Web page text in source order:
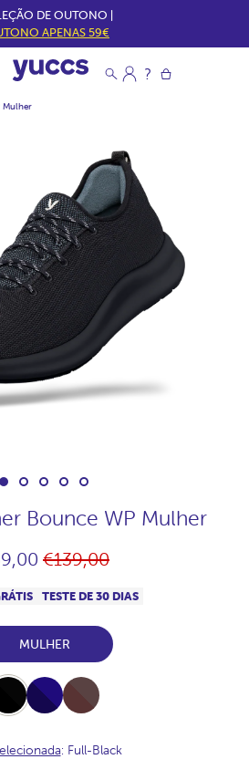
DE OUTONO |
APENAS 59€
Mulher
Bounce WP Mulher
Preço
€139,00
TESTE DE 30 DIAS
MULHER
Full-
Navy
Full-
Chocolate
: Full-Black